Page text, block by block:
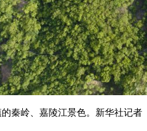
秦岭、嘉陵江景色。新华社记者